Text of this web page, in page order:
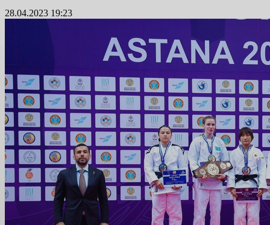
28.04.2023 19:23